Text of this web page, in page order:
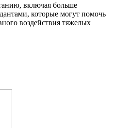
включая больше
которые могут помочь
воздействия тяжелых